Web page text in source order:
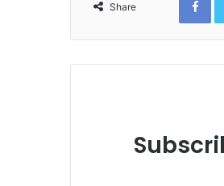
Share